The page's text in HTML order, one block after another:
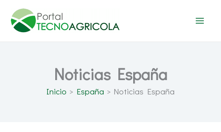
contenido
Noticias España
Inicio España Noticias España